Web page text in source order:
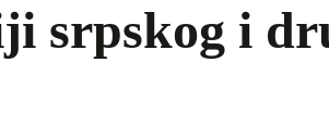
srpskog i